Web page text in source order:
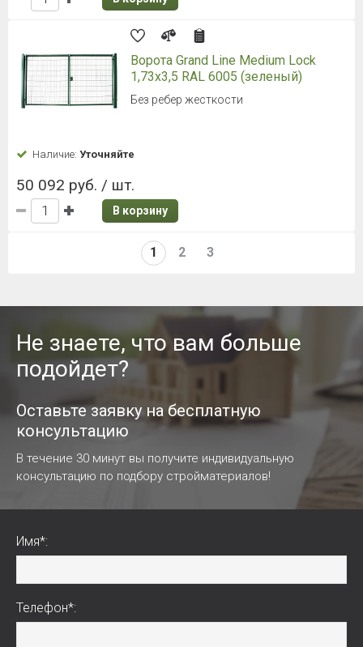
Ворота Grand Line Medium Lock
1,73x3,5 RAL 6005 (зеленый)
Без ребер жесткости
Наличие: Уточняйте
50 092 руб. / шт.
В корзину
1 2 3
Не знаете, что вам больше
подойдет?
Оставьте заявку на бесплатную
консультацию
В течение 30 минут вы получите индивидуальную
консультацию по подбору стройматериалов!
Имя*:
Телефон*: